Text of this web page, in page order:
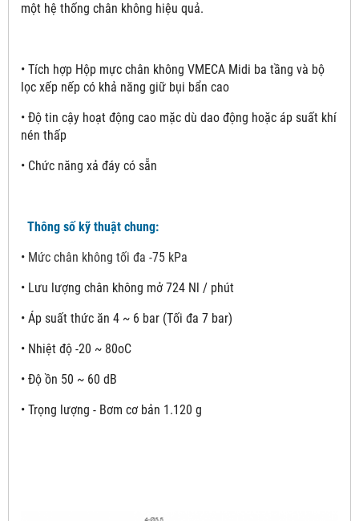
một hệ thống chân không hiệu quả.
• Tích hợp Hộp mực chân không VMECA Midi ba tầng và bộ
lọc xếp nếp có khả năng giữ bụi bẩn cao
• Độ tin cậy hoạt động cao mặc dù dao động hoặc áp suất khí
nén thấp
• Chức năng xả đáy có sẵn
Thông số kỹ thuật chung:
• Mức chân không tối đa -75 kPa
• Lưu lượng chân không mở 724 Nl / phút
• Áp suất thức ăn 4 ~ 6 bar (Tối đa 7 bar)
• Nhiệt độ -20 ~ 80oC
• Độ ồn 50 ~ 60 dB
• Trọng lượng - Bơm cơ bản 1.120 g